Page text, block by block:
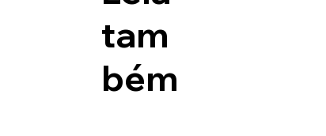
tam
bém